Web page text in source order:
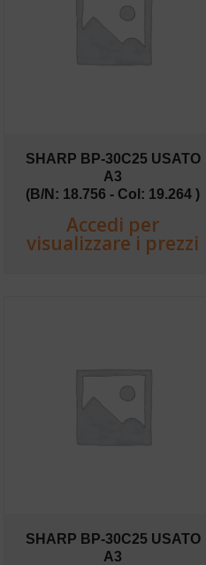
SHARP BP-30C25 USATO
A3
(B/N: 18.756 - Col: 19.264 )
Accedi per
visualizzare i prezzi
SHARP BP-30C25 USATO
A3